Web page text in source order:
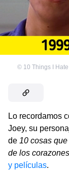
© 10 Things I
Lo recordamos
Joey, su
de 10 cosas
de los
y películas.